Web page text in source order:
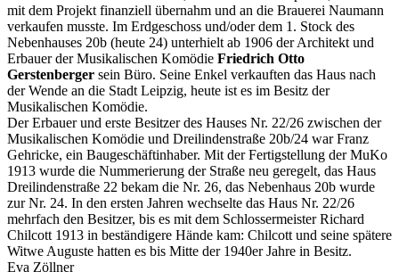
mit dem Projekt finanziell übernahm und an die Brauerei Naumann
verkaufen musste. Im Erdgeschoss und/oder dem 1. Stock des
Nebenhauses 20b (heute 24) unterhielt ab 1906 der Architekt und
Erbauer der Musikalischen Komödie Friedrich Otto
Gerstenberger sein Büro. Seine Enkel verkauften das Haus nach
der Wende an die Stadt Leipzig, heute ist es im Besitz der
Musikalischen Komödie.
Der Erbauer und erste Besitzer des Hauses Nr. 22/26 zwischen der
Musikalischen Komödie und Dreilindenstraße 20b/24 war Franz
Gehricke, ein Baugeschäftinhaber. Mit der Fertigstellung der MuKo
1913 wurde die Nummerierung der Straße neu geregelt, das Haus
Dreilindenstraße 22 bekam die Nr. 26, das Nebenhaus 20b wurde
zur Nr. 24. In den ersten Jahren wechselte das Haus Nr. 22/26
mehrfach den Besitzer, bis es mit dem Schlossermeister Richard
Chilcott 1913 in beständigere Hände kam: Chilcott und seine spätere
Witwe Auguste hatten es bis Mitte der 1940er Jahre in Besitz.
Eva Zöllner